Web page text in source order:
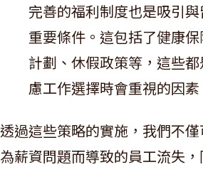
完善的福利制度也是吸引
重要條件。這包括了健康
計劃、休假政策等，這些
慮工作選擇時會重視的因素
透過這些策略的實施，我們不
為薪資問題而導致的員工流失